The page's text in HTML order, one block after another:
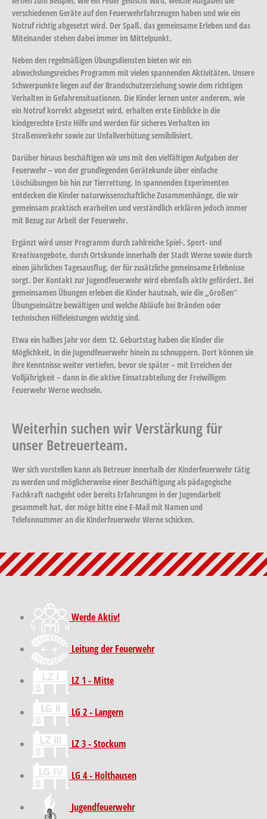
verschiedenen Geräte auf den Feuerwehrfahrzeugen haben und wie ein
Notruf richtig abgesetzt wird. Der Spaß, das gemeinsame Erleben und das
Miteinander stehen dabei immer im Mittelpunkt.
Neben den regelmäßigen Übungsdiensten bieten wir ein
abwechslungsreiches Programm mit vielen spannenden Aktivitäten. Unsere
Schwerpunkte liegen auf der Brandschutzerziehung sowie dem richtigen
Verhalten in Gefahrensituationen. Die Kinder lernen unter anderem, wie
ein Notruf korrekt abgesetzt wird, erhalten erste Einblicke in die
kindgerechte Erste Hilfe und werden für sicheres Verhalten im
Straßenverkehr sowie zur Unfallverhütung sensibilisiert.
Darüber hinaus beschäftigen wir uns mit den vielfältigen Aufgaben der
Feuerwehr – von der grundlegenden Gerätekunde über einfache
Löschübungen bis hin zur Tierrettung. In spannenden Experimenten
entdecken die Kinder naturwissenschaftliche Zusammenhänge, die wir
gemeinsam praktisch erarbeiten und verständlich erklären jedoch immer
mit Bezug zur Arbeit der Feuerwehr.
Ergänzt wird unser Programm durch zahlreiche Spiel-, Sport- und
Kreativangebote, durch Ortskunde innerhalb der Stadt Werne sowie durch
einen jährlichen Tagesausflug, der für zusätzliche gemeinsame Erlebnisse
sorgt. Der Kontakt zur Jugendfeuerwehr wird ebenfalls aktiv gefördert. Bei
gemeinsamen Übungen erleben die Kinder hautnah, wie die „Großen“
Übungseinsätze bewältigen und welche Abläufe bei Bränden oder
technischen Hilfeleistungen wichtig sind.
Etwa ein halbes Jahr vor dem 12. Geburtstag haben die Kinder die
Möglichkeit, in die Jugendfeuerwehr hinein zu schnuppern. Dort können sie
ihre Kenntnisse weiter vertiefen, bevor sie später – mit Erreichen der
Volljährigkeit – dann in die aktive Einsatzabteilung der Freiwilligen
Feuerwehr Werne wechseln.
Weiterhin suchen wir Verstärkung für
unser Betreuerteam.
Wer sich vorstellen kann als Betreuer innerhalb der Kinderfeuerwehr tätig
zu werden und möglicherweise einer Beschäftigung als pädagogische
Fachkraft nachgeht oder bereits Erfahrungen in der Jugendarbeit
gesammelt hat, der möge bitte eine E-Mail mit Namen und
Telefonnummer an die Kinderfeuerwehr Werne schicken.
Werde Aktiv!
Leitung der Feuerwehr
LZ 1 - Mitte
LG 2 - Langern
LZ 3 - Stockum
LG 4 - Holthausen
Jugendfeuerwehr